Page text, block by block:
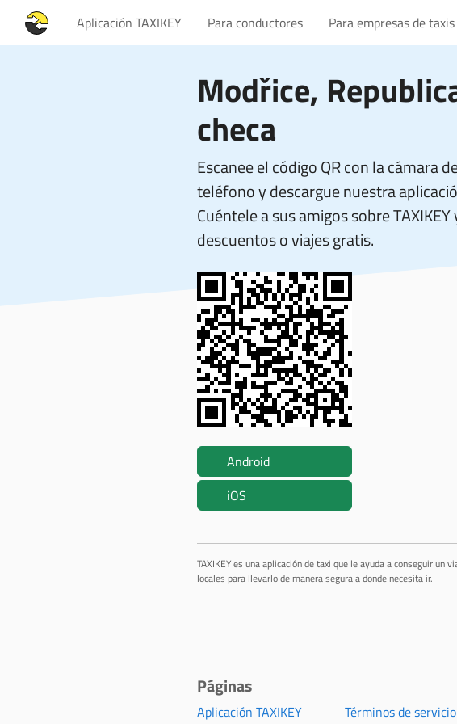
Aplicación TAXIKEY Para conductores Para empresas de taxis
Modřice,
checa
Escanee el código QR con la cámara
teléfono y descargue nuestra
Cuéntele a sus amigos sobre
descuentos o viajes gratis.
Android
iOS
TAXIKEY es una aplicación de taxi que le ayuda a conseguir un
locales para llevarlo de manera segura a donde necesita ir.
Páginas
Aplicación TAXIKEY
Términos de servicio